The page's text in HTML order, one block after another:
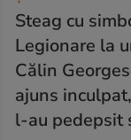
Steag cu
Legionare la
Călin
ajuns
l-au pedepsit